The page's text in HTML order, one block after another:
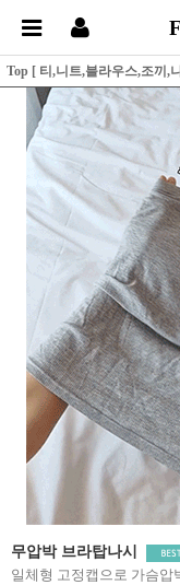
Top [ 티,니트,블라우스,조끼,
무압박 브라탑나시
일체형 고정캡으로 가슴